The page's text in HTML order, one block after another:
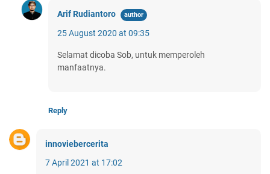
Arif Rudiantoro
25 August 2020 at 09:35
Selamat dicoba Sob, untuk memperoleh
manfaatnya.
Reply
innoviebercerita
7 April 2021 at 17:02